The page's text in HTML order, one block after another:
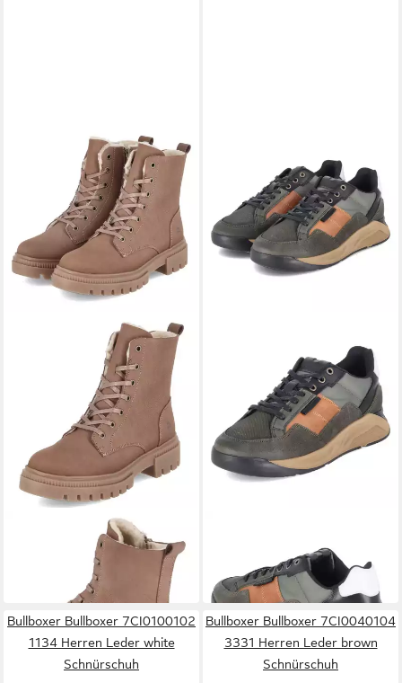
Bullboxer 6LT0010201 3700
Damen Leder taupe
Winterstiefel
Bullboxer 7CI0100101 9721
Herren Leder & Textil green
Schnürschuh
129,99 €
Bullboxer Bullboxer 7CI0100102
1134 Herren Leder white
Schnürschuh
Bullboxer Bullboxer 7CI0040104
3331 Herren Leder brown
Schnürschuh